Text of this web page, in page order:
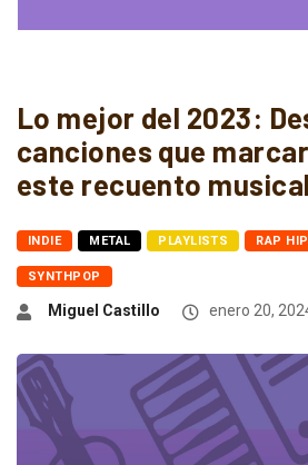
Lo mejor del 2023:
canciones que
este recuento musical
INDIE METAL PLAYLISTS RAP
SYNTHPOP
Miguel Castillo enero 20,